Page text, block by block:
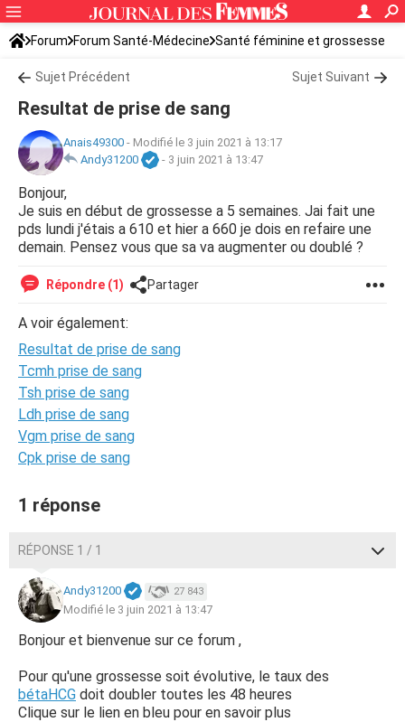
Forum Forum Santé-Médecine Santé féminine et grossesse
Sujet Précédent Sujet Suivant
Resultat de prise de sang
Anais49300 - Modifié le 3 juin 2021 à 13:17
Andy31200
- 3 juin 2021 à 13:47
Bonjour,
Je suis en début de grossesse a 5 semaines. Jai fait une
pds lundi j'étais a 610 et hier a 660 je dois en refaire une
demain. Pensez vous que sa va augmenter ou doublé ?
Répondre (1) Partager
A voir également:
Resultat de prise de sang
Tcmh prise de sang
Tsh prise de sang
Ldh prise de sang
Vgm prise de sang
Cpk prise de sang
1 réponse
RÉPONSE 1 / 1
Andy31200 27 843
Modifié le 3 juin 2021 à 13:47
Bonjour et bienvenue sur ce forum ,
Pour qu'une grossesse soit évolutive, le taux des
bétaHCG doit doubler toutes les 48 heures
Clique sur le lien en bleu pour en savoir plus